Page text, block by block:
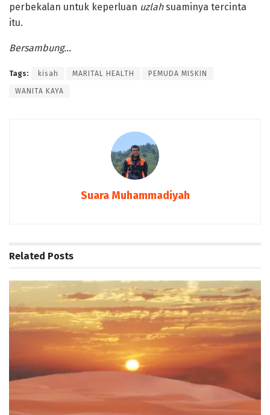
perbekalan untuk keperluan uzlahsuaminya tercinta
itu.
Bersambung…
Tags: kisah MARITAL HEALTH PEMUDA MISKIN
WANITA KAYA
Suara Muhammadiyah
Related Posts